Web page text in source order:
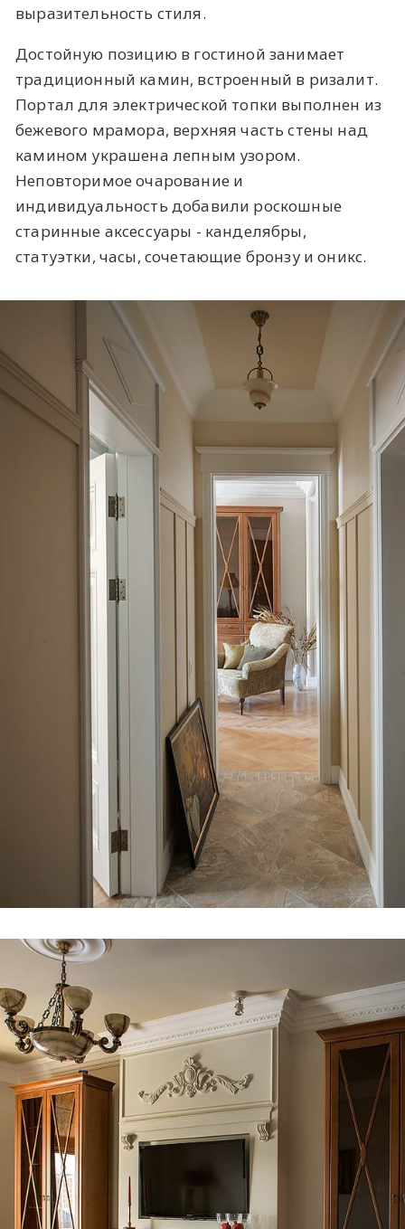
выразительность стиля.
Достойную позицию в гостиной занимает
традиционный камин, встроенный в ризалит.
Портал для электрической топки выполнен из
бежевого мрамора, верхняя часть стены над
камином украшена лепным узором.
Неповторимое очарование и
индивидуальность добавили роскошные
старинные аксессуары - канделябры,
статуэтки, часы, сочетающие бронзу и оникс.